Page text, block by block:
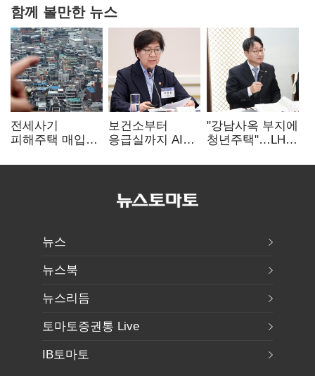
함께 볼만한 뉴스
전세사기
피해주택 매입
누적 피해자
보건소부터
응급실까지 AI
혁신 본격화
"강남사옥 부지에
청년주택"…LH도
뉴스
뉴스북
뉴스리듬
토마토증권통 Live
IB토마토